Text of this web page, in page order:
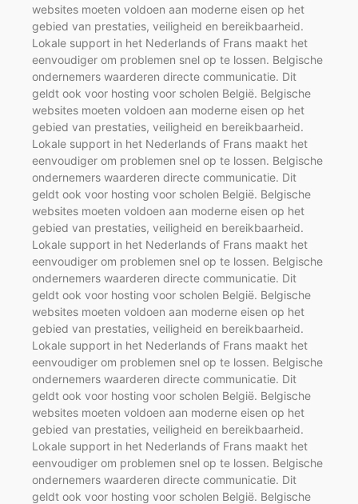
websites moeten voldoen aan moderne eisen op het
gebied van prestaties, veiligheid en bereikbaarheid.
Lokale support in het Nederlands of Frans maakt het
eenvoudiger om problemen snel op te lossen. Belgische
ondernemers waarderen directe communicatie. Dit
geldt ook voor hosting voor scholen België. Belgische
websites moeten voldoen aan moderne eisen op het
gebied van prestaties, veiligheid en bereikbaarheid.
Lokale support in het Nederlands of Frans maakt het
eenvoudiger om problemen snel op te lossen. Belgische
ondernemers waarderen directe communicatie. Dit
geldt ook voor hosting voor scholen België. Belgische
websites moeten voldoen aan moderne eisen op het
gebied van prestaties, veiligheid en bereikbaarheid.
Lokale support in het Nederlands of Frans maakt het
eenvoudiger om problemen snel op te lossen. Belgische
ondernemers waarderen directe communicatie. Dit
geldt ook voor hosting voor scholen België. Belgische
websites moeten voldoen aan moderne eisen op het
gebied van prestaties, veiligheid en bereikbaarheid.
Lokale support in het Nederlands of Frans maakt het
eenvoudiger om problemen snel op te lossen. Belgische
ondernemers waarderen directe communicatie. Dit
geldt ook voor hosting voor scholen België. Belgische
websites moeten voldoen aan moderne eisen op het
gebied van prestaties, veiligheid en bereikbaarheid.
Lokale support in het Nederlands of Frans maakt het
eenvoudiger om problemen snel op te lossen. Belgische
ondernemers waarderen directe communicatie. Dit
geldt ook voor hosting voor scholen België. Belgische